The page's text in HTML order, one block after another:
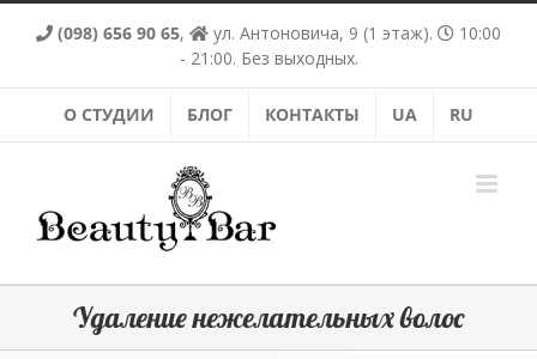
Skip
(098) 656 90 65, ул. Антоновича, 9 (1 этаж).
10:00
- 21:00. Без выходных.
О СТУДИИ БЛОГ КОНТАКТЫ UA RU
Удаление нежелательных волос